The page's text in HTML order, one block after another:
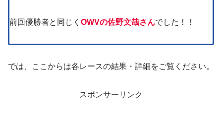
前回優勝者と同じく OWVの佐野文哉さんでした！！
では、ここからは各レースの結果・詳細をご覧ください。
スポンサーリンク